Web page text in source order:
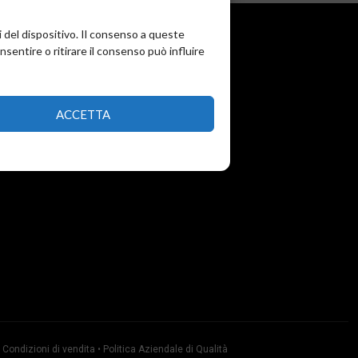
del dispositivo. Il consenso a queste
o ritirare il consenso può influire
ACCETTA
Condizioni di vendita • Politica Aziendale di Qualità